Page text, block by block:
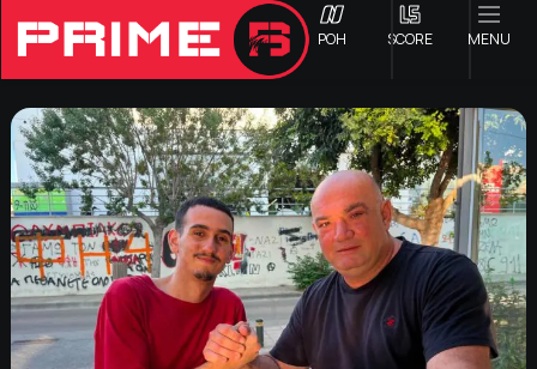
ΡΟΗ SCORE MENU
ΟΦΗ
Γ ΕΘΝΙΚΗ
Α1 ΕΠΣΗ